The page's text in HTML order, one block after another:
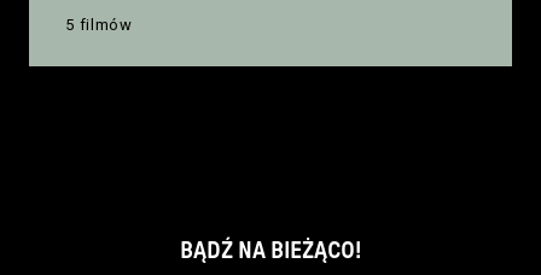
5 filmów
BĄDŹ NA BIEŻĄCO!